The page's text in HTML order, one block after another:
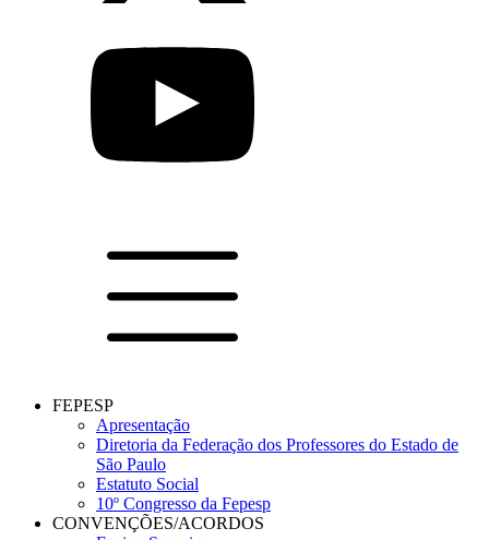
FEPESP
Apresentação
Diretoria da Federação dos Professores do Estado de
São Paulo
Estatuto Social
10º Congresso da Fepesp
CONVENÇÕES/ACORDOS